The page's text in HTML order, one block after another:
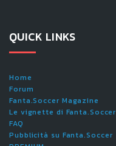
QUICK LINKS
Home
Forum
Fanta.Soccer Magazine
Le vignette di Fanta.Soccer
FAQ
Pubblicità su Fanta.Soccer